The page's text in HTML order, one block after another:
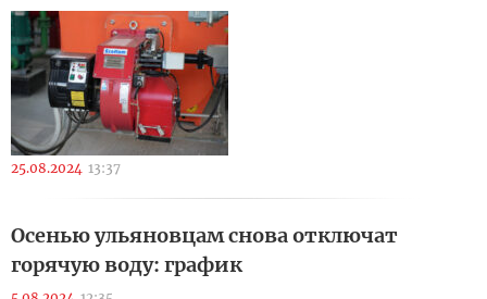
25.08.2024 13:37
Осенью ульяновцам снова отключат
горячую воду: график